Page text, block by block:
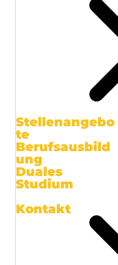
Stellenangebo
te
Berufsausbild
ung
Duales
Studium
Kontakt